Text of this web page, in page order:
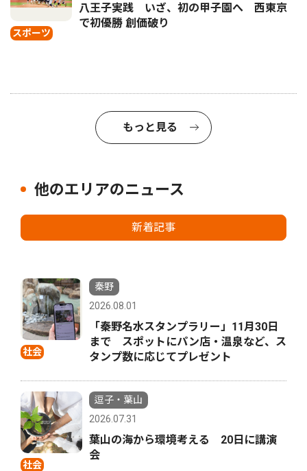
スポーツ
八王子実践 いざ、初の甲子園へ 西東京
で初優勝 創価破り
もっと見る
他のエリアのニュース
新着記事
社会
秦野
2026.08.01
「秦野名水スタンプラリー」11月30日
まで スポットにパン店・温泉など、ス
タンプ数に応じてプレゼント
社会
逗子・葉山
2026.07.31
葉山の海から環境考える 20日に講演
会